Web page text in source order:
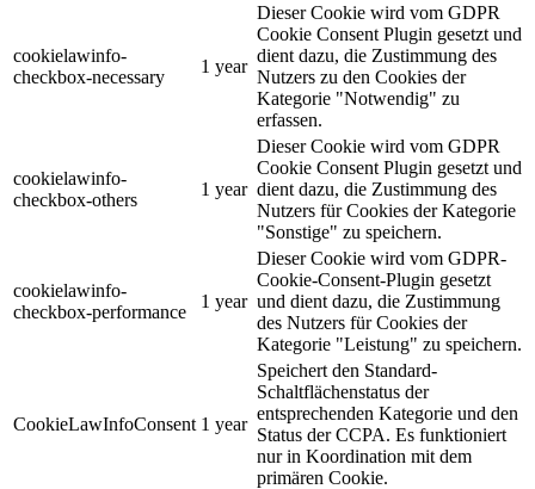
cookielawinfo-
checkbox-necessary
1 year
Dieser Cookie wird vom GDPR
Cookie Consent Plugin gesetzt und
dient dazu, die Zustimmung des
Nutzers zu den Cookies der
Kategorie "Notwendig" zu
erfassen.
cookielawinfo-
checkbox-others
1 year
Dieser Cookie wird vom GDPR
Cookie Consent Plugin gesetzt und
dient dazu, die Zustimmung des
Nutzers für Cookies der Kategorie
"Sonstige" zu speichern.
cookielawinfo-
checkbox-performance
1 year
Dieser Cookie wird vom GDPR-
Cookie-Consent-Plugin gesetzt
und dient dazu, die Zustimmung
des Nutzers für Cookies der
Kategorie "Leistung" zu speichern.
CookieLawInfoConsent 1 year
Speichert den Standard-
Schaltflächenstatus der
entsprechenden Kategorie und den
Status der CCPA. Es funktioniert
nur in Koordination mit dem
primären Cookie.